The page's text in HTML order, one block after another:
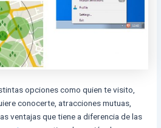
opciones como quien te visito,
conocerte, atracciones mutuas,
ventajas que tiene a diferencia de las